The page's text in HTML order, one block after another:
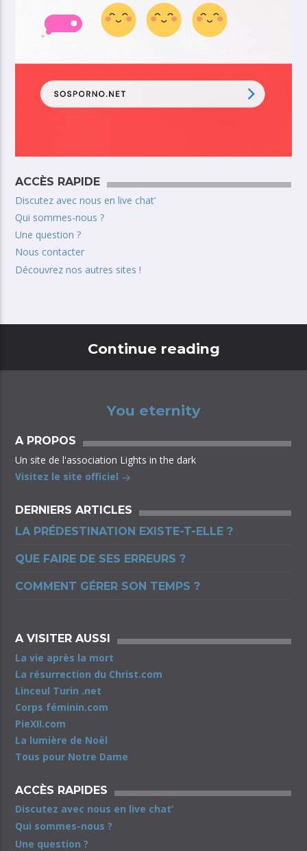
ACCÈS RAPIDE
Discutez avec nous en live chat’
Qui sommes-nous ?
Une question ?
Nous contacter
Découvrez nos autres sites !
Continue reading
You eternity
A PROPOS
Un site de l'association Lights in the dark
Visitez le site officiel
DERNIERS ARTICLES
LA PRÉDESTINATION EXISTE-T-ELLE ?
QUE FAIRE DE SES ERREURS ?
COMMENT GÉRER SON TEMPS ?
A VISITER AUSSI
La vie après la mort
La résurrection du Christ.com
Linceul Turin .net
Corps féminin.com
PieXII.com
La lumière de Noël
Tous pour Notre Dame
ACCÈS RAPIDES
Discutez avec nous en live chat’
Qui sommes-nous ?
Une question ?